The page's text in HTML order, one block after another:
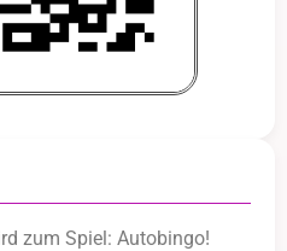
zum Spiel: Autobingo!